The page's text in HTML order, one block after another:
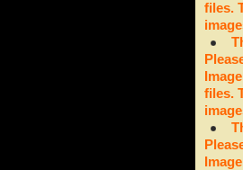
files.
files.